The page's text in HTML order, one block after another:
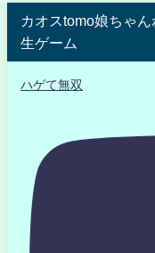
カオスtomo娘ちゃ
生ゲーム
ハゲて無双